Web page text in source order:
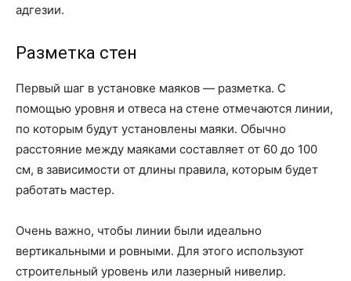
адгезии.
Разметка стен
Первый шаг в установке маяков — разметка. С
помощью уровня и отвеса на стене отмечаются линии,
по которым будут установлены маяки. Обычно
расстояние между маяками составляет от 60 до 100
см, в зависимости от длины правила, которым будет
работать мастер.
Очень важно, чтобы линии были идеально
вертикальными и ровными. Для этого используют
строительный уровень или лазерный нивелир.